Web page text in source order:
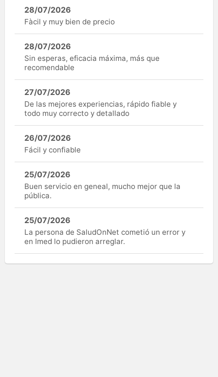
28/07/2026
Fàcil y muy bien de precio
28/07/2026
Sin esperas, eficacia máxima, más que
recomendable
27/07/2026
De las mejores experiencias, rápido fiable y
todo muy correcto y detallado
26/07/2026
Fácil y confiable
25/07/2026
Buen servicio en geneal, mucho mejor que la
pública.
25/07/2026
La persona de SaludOnNet cometió un error y
en Imed lo pudieron arreglar.